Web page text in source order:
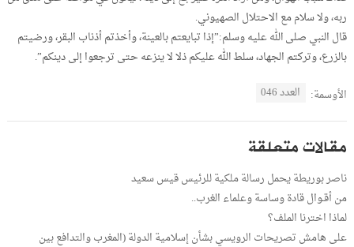
ربه، ولا سلام مع الاحتلال الصهيوني.
قال النبي صلى الله عليه وسلم:”إذا تبايعتم بالعينة، وأخذتم أذناب البقر، ورضيتم
بالزرع، وتركتم الجهاد، سلط الله عليكم ذلا لا ينزعه حتى ترجعوا إلى دينكم”.
الأوسمة: العدد 046
مقالات متعلقة
ناصر بوريطة يحمل رسالة ملكية للرئيس قيس سعيد
من أقـوال قادة وساسة وعلماء الغرب..
لماذا اخترنا الملف؟
على هامش تصريحات الرويسي بشأن إسلامية الدولة (المغرب والتدافع بين